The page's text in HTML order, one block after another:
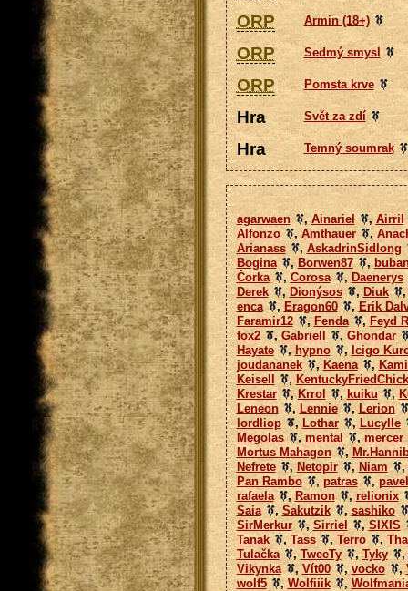
ORP Armin (18+)
ORP Sedmý smysl
ORP Pomsta krve
Hra Svět za zdí
Hra Temný soumrak
agarwaen , Ainariel ,Airril
Alfonzo
, Amthauer ,
Arianass
, AskadrinSidlong
Bogina
, Borwen87 ,
Čorka
, Corosa , Daenerys
Derek
, Dionýsos , Diuk
enca
,Eragon60 , Erik
Faramir12
,Fenda , Feyd
fox2
,Gabriell , Ghondar
Hayate
,hypno ,Icigo
joudananek
, Kaena ,
Keisell
,
Krestar
, Krrol , kuiku ,
Leneon
, Lennie , Lerion
lordliop
, Lothar , Lucylle
Megolas
, mental ,mercer
Mortus Mahagon
,
Nefrete
, Netopir , Niam
,
Pan Rambo
, patras , pavel
rafaela
, Ramon , relionix
Saia
, Sakutzik , sashiko
SirMerkur
, Sirriel ,SIXIS
Tanak
, Tass , Terro ,
Tulačka
, TweeTy , Tyky
,
Vikynka
,Vít00 ,vocko ,
wolf5
, Wolfiiik ,